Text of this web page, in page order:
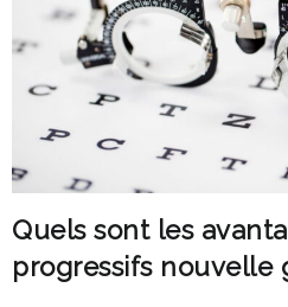
Quels sont les
progressifs nouvelle